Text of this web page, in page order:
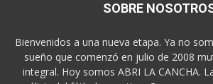
SOBRE
Bienvenidos a una nueva etapa. Ya no
sueño que comenzó en julio de 2008
integral. Hoy somos ABRI LA CANCHA.